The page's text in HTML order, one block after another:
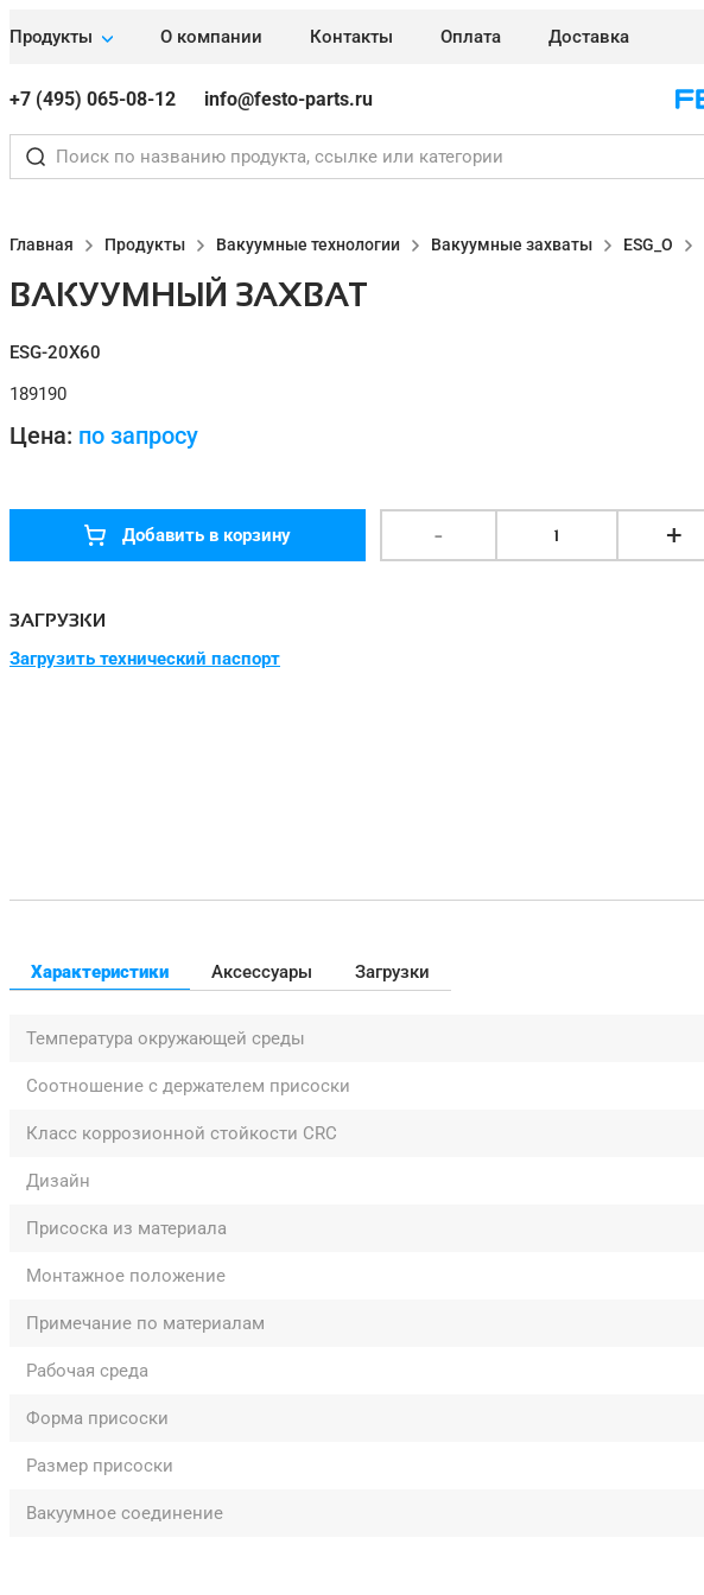
Продукты О компании Контакты Оплата Доставка
+7 (495) 065-08-12 info@festo-parts.ru
Главная Продукты Вакуумные технологии Вакуумные захваты ESG_O
ВАКУУМНЫЙ ЗАХВАТ
ESG-20X60
189190
Цена: по запросу
Добавить в корзину - 1 +
ЗАГРУЗКИ
Загрузить технический паспорт
Характеристики Аксессуары Загрузки
Температура окружающей среды
Соотношение с держателем присоски
Класс коррозионной стойкости CRC
Дизайн
Присоска из материала
Монтажное положение
Примечание по материалам
Рабочая среда
Форма присоски
Размер присоски
Вакуумное соединение